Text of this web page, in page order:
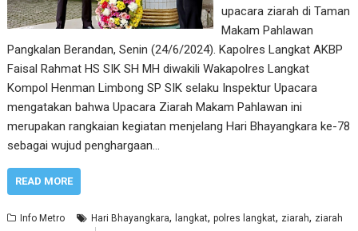
upacara ziarah di Taman
Makam Pahlawan
Pangkalan Berandan, Senin (24/6/2024). Kapolres Langkat AKBP
Faisal Rahmat HS SIK SH MH diwakili Wakapolres Langkat
Kompol Henman Limbong SP SIK selaku Inspektur Upacara
mengatakan bahwa Upacara Ziarah Makam Pahlawan ini
merupakan rangkaian kegiatan menjelang Hari Bhayangkara ke-78
sebagai wujud penghargaan…
READ MORE
Info Metro Hari Bhayangkara, langkat,polres langkat, ziarah, ziarah